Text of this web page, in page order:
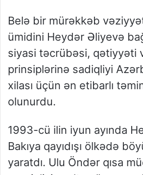
Belə bir mürəkkəb
ümidini Heydər Əliyevə
siyasi təcrübəsi, qətiyyəti
prinsiplərinə sadiqliyi
xilası üçün ən etibarlı
olunurdu.
1993-cü ilin iyun ayında
Bakıya qayıdışı ölkədə
yaratdı. Ulu Öndər qısa